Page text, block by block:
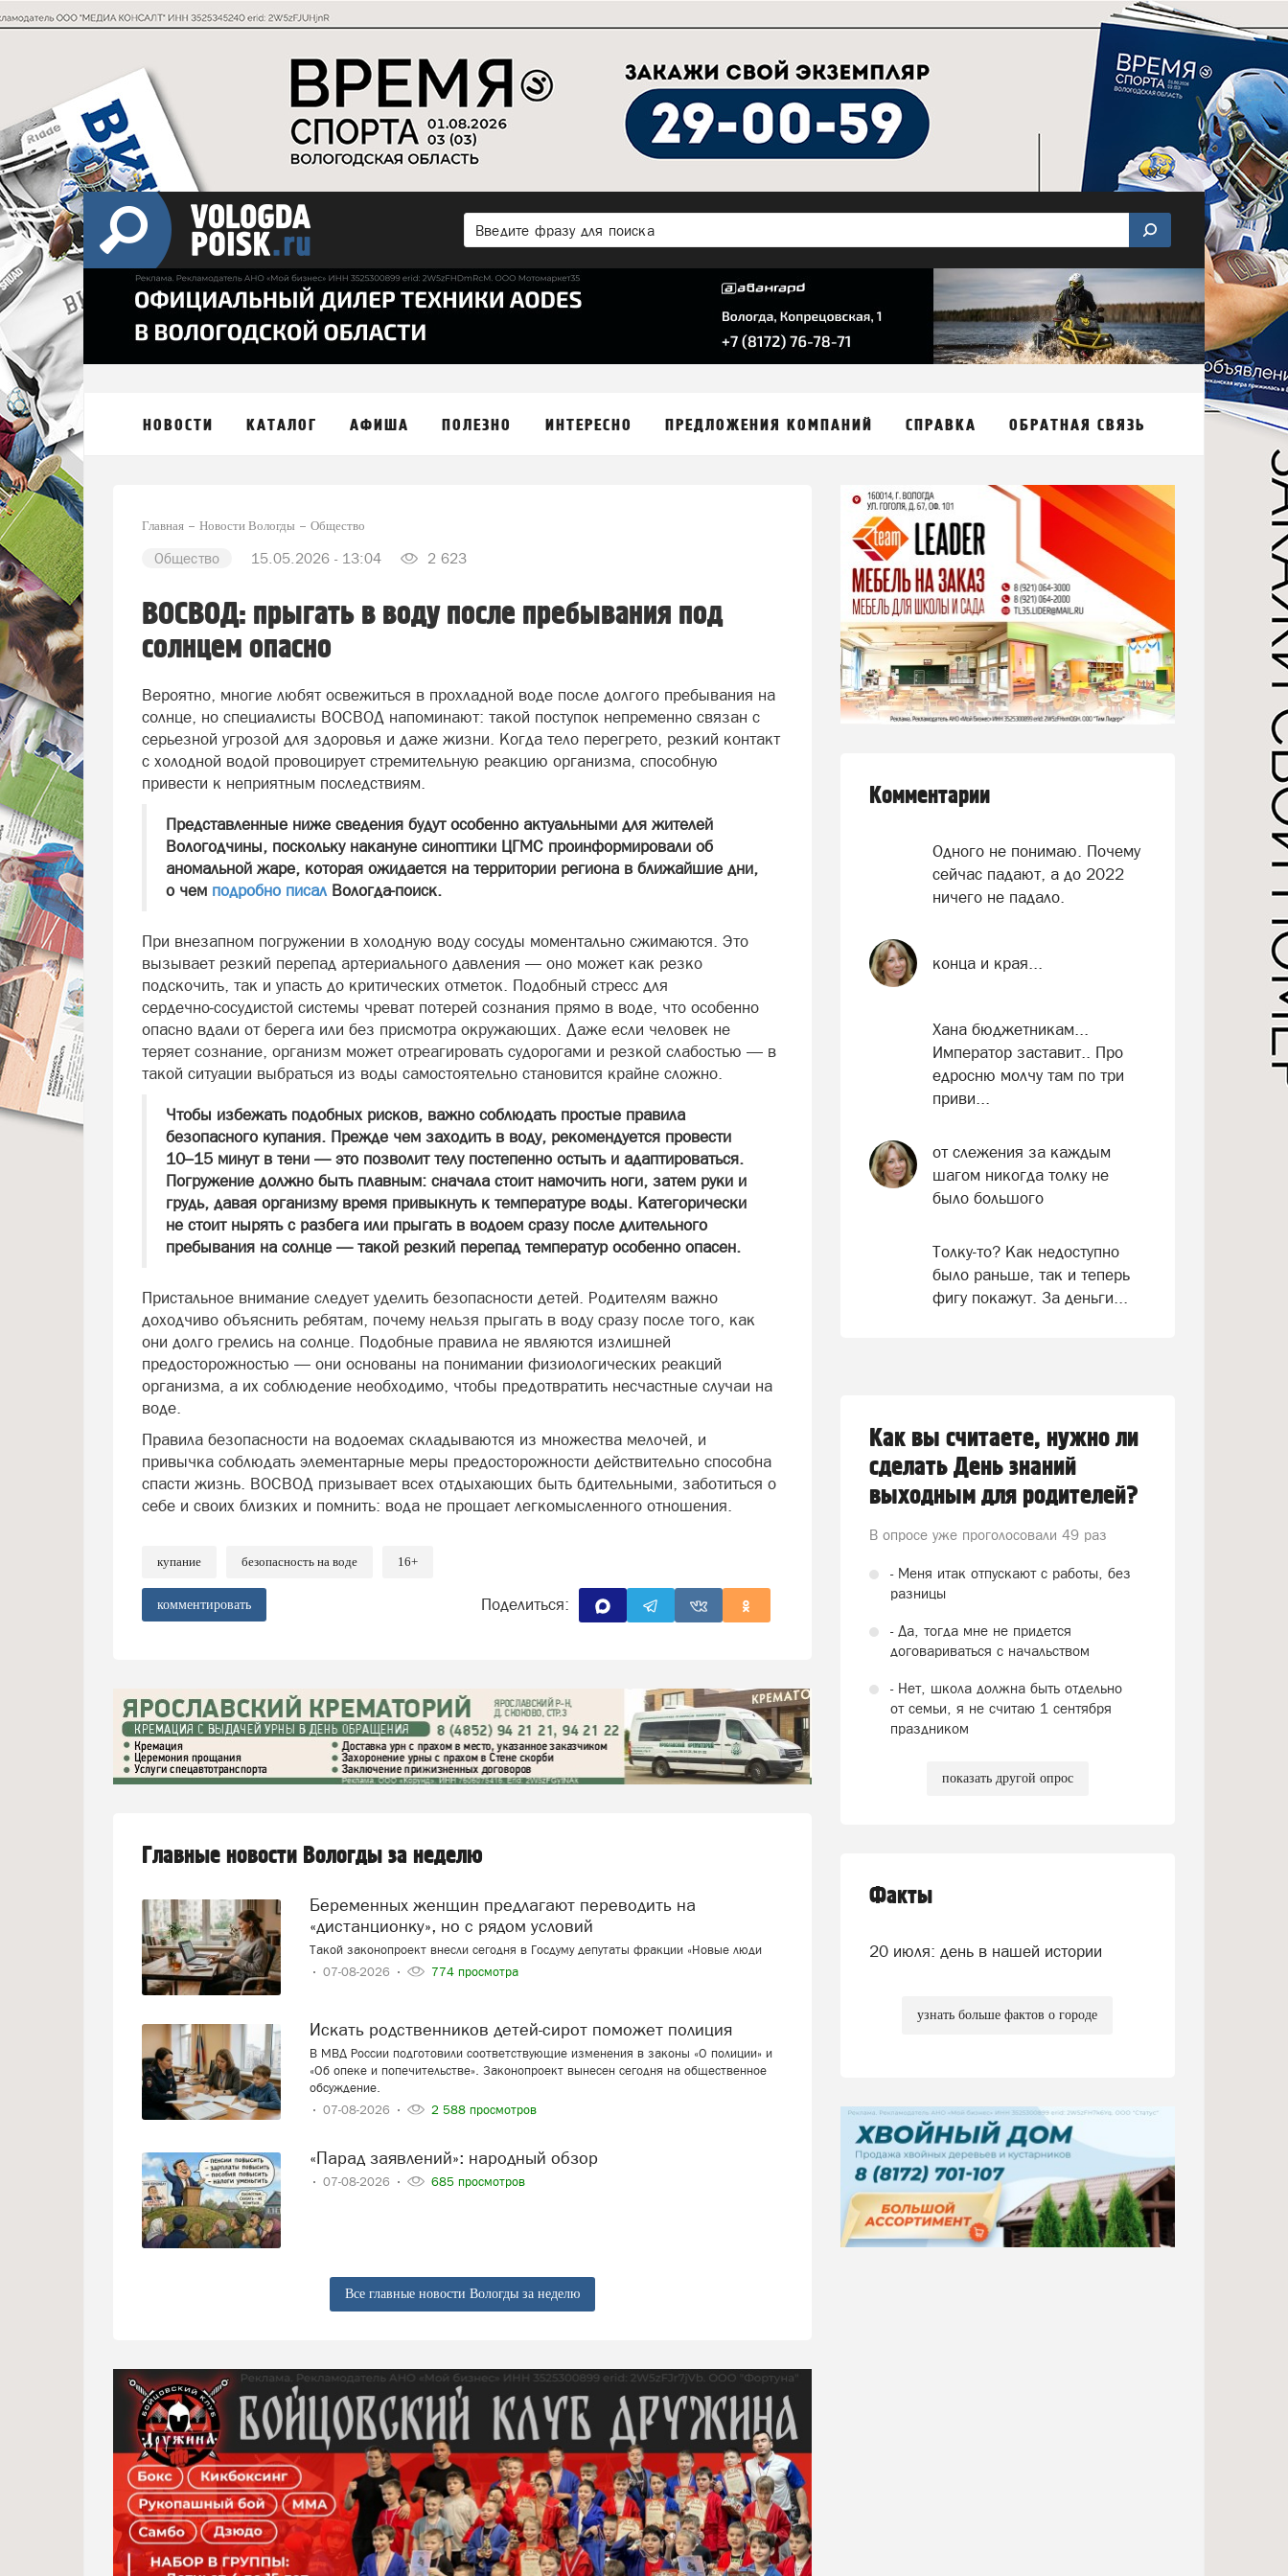
НОВОСТИ КАТАЛОГ АФИША ПОЛЕЗНО ИНТЕРЕСНО ПРЕДЛОЖЕНИЯ КОМПАНИЙ СПРАВКА ОБРАТНАЯ СВЯЗЬ
Главная Новости Вологды Общество
Общество 15.05.2026 - 13:04 2 623
ВОСВОД: прыгать в воду после пребывания под
солнцем опасно
Вероятно, многие любят освежиться в прохладной воде после долгого пребывания на
солнце, но специалисты ВОСВОД напоминают: такой поступок непременно связан с
серьезной угрозой для здоровья и даже жизни. Когда тело перегрето, резкий контакт
с холодной водой провоцирует стремительную реакцию организма, способную
привести к неприятным последствиям.
Представленные ниже сведения будут особенно актуальными для жителей
Вологодчины, поскольку накануне синоптики ЦГМС проинформировали об
аномальной жаре, которая ожидается на территории региона в ближайшие дни,
о чем подробно писалВологда-поиск.
При внезапном погружении в холодную воду сосуды моментально сжимаются. Это
вызывает резкий перепад артериального давления — оно может как резко
подскочить, так и упасть до критических отметок. Подобный стресс для
сердечно‑сосудистой системы чреват потерей сознания прямо в воде, что особенно
опасно вдали от берега или без присмотра окружающих. Даже если человек не
теряет сознание, организм может отреагировать судорогами и резкой слабостью — в
такой ситуации выбраться из воды самостоятельно становится крайне сложно.
Чтобы избежать подобных рисков, важно соблюдать простые правила
безопасного купания. Прежде чем заходить в воду, рекомендуется провести
10–15 минут в тени — это позволит телу постепенно остыть и адаптироваться.
Погружение должно быть плавным: сначала стоит намочить ноги, затем руки и
грудь, давая организму время привыкнуть к температуре воды. Категорически
не стоит нырять с разбега или прыгать в водоем сразу после длительного
пребывания на солнце — такой резкий перепад температур особенно опасен.
Пристальное внимание следует уделить безопасности детей. Родителям важно
доходчиво объяснить ребятам, почему нельзя прыгать в воду сразу после того, как
они долго грелись на солнце. Подобные правила не являются излишней
предосторожностью — они основаны на понимании физиологических реакций
организма, а их соблюдение необходимо, чтобы предотвратить несчастные случаи на
воде.
Правила безопасности на водоемах складываются из множества мелочей, и
привычка соблюдать элементарные меры предосторожности действительно способна
спасти жизнь. ВОСВОД призывает всех отдыхающих быть бдительными, заботиться о
себе и своих близких и помнить: вода не прощает легкомысленного отношения.
купание безопасность на воде 16+
комментировать Поделиться:
Главные новости Вологды за неделю
Беременных женщин предлагают переводить на
«дистанционку», но с рядом условий
Такой законопроект внесли сегодня в Госдуму депутаты фракции «Новые люди
07-08-2026
774 просмотра
Искать родственников детей-сирот поможет полиция
В МВД России подготовили соответствующие изменения в законы «О полиции» и
«Об опеке и попечительстве». Законопроект вынесен сегодня на общественное
обсуждение.
07-08-2026
2 588 просмотров
«Парад заявлений»: народный обзор
07-08-2026 685 просмотров
Все главные новости Вологды за неделю
Комментарии
Одного не понимаю. Почему
сейчас падают, а до 2022
ничего не падало.
конца и края...
Хана бюджетникам...
Император заставит.. Про
едросню молчу там по три
приви...
от слежения за каждым
шагом никогда толку не
было большого
Толку-то? Как недоступно
было раньше, так и теперь
фигу покажут. За деньги...
Как вы считаете, нужно ли
сделать День знаний
выходным для родителей?
В опросе уже проголосовали 49 раз
- Меня итак отпускают с работы, без
разницы
- Да, тогда мне не придется
договариваться с начальством
- Нет, школа должна быть отдельно
от семьи, я не считаю 1 сентября
праздником
показать другой опрос
Факты
20 июля: день в нашей истории
узнать больше фактов о городе